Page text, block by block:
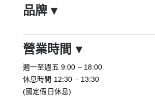
品牌▾
營業時間 ▾
週一至週五 9:00 – 18:00
休息時間 12:30 – 13:30
(國定假日休息)